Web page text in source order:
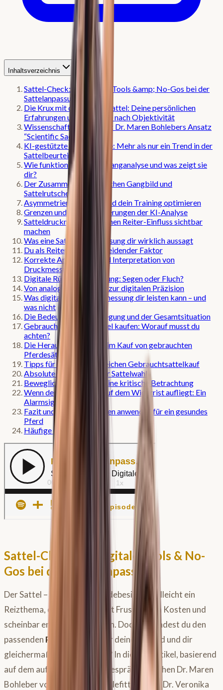
Inhaltsverzeichnis
Sattel-Check: 3+ Digitale Tools &amp; No-Gos bei der
Sattelanpassung
Die Krux mit dem Pferdesattel: Deine persönlichen
Erfahrungen und die Suche nach Objektivität
Wissenschaft trifft Praxis: Dr. Maren Bohlebers Ansatz
“Scientific Saddle Fitting”
KI-gestützte Ganganalyse: Mehr als nur ein Trend in der
Sattelbeurteilung
Wie funktioniert die KI-Ganganalyse und was zeigt sie
dir?
Der Zusammenhang zwischen Gangbild und
Sattelrutschen
Asymmetrien erkennen und dein Training optimieren
Grenzen und Herausforderungen der KI-Analyse
Satteldruckmessung: Deinen Reiter-Einfluss sichtbar
machen
Was eine Satteldruckmessung dir wirklich aussagt
Du als Reiter – ein entscheidender Faktor
Korrekte Anwendung und Interpretation von
Druckmessungen
Digitale Rückenvermessung: Segen oder Fluch?
Von analogen Methoden zur digitalen Präzision
Was digitale Rückenvermessung dir leisten kann – und
was nicht
Die Bedeutung der Bewegung und der Gesamtsituation
Gebrauchten Pferdesattel kaufen: Worauf musst du
achten?
Die Herausforderung beim Kauf von gebrauchten
Pferdesätteln
Tipps für deinen erfolgreichen Gebrauchtsattelkauf
Absolute No-Gos bei der Sattelwahl
Bewegliche Kopfeisen: Eine kritische Betrachtung
Wenn der Pferdesattel auf dem Widerrist aufliegt: Ein
Alarmsignal
Fazit und Ausblick: Wissen anwenden für ein gesundes
Pferd
Häufige Fragen
Sattel-Check: 3+ Digitale Tools & No-
Gos bei der Sattelanpassung
Der Sattel – für dich als Pferdebesitzer vielleicht ein
Reizthema, oft verbunden mit Frust, hohen Kosten und
scheinbar endlosen Odysseen. Doch wie findest du den
passenden Pferdesattel
, der deinem Pferd und dir
gleichermaßen gerecht wird? In diesem Artikel, basierend
auf dem aufschlussreichen Gespräch zwischen Dr. Maren
Bohleber von “Scientific Saddlefitting” und Dr. Veronika